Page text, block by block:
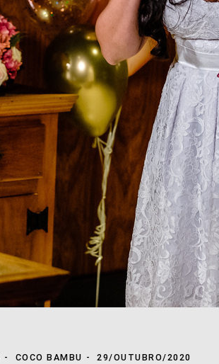
COCO BAMBU 29/OUTUBRO/2020